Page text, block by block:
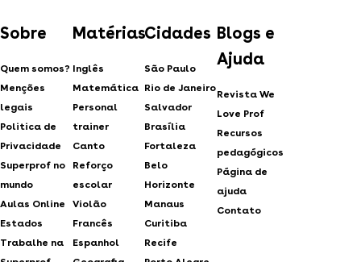
Sobre
Quem somos?
Menções
legais
Politica de
Privacidade
Superprof no
mundo
Aulas Online
Estados
Trabalhe na
Matérias
Inglês
Matemática
Personal
trainer
Canto
Reforço
escolar
Violão
Francês
Espanhol
Cidades
São Paulo
Rio de Janeiro
Salvador
Brasília
Fortaleza
Belo
Horizonte
Manaus
Curitiba
Recife
Blogs e
Ajuda
Revista We
Love Prof
Recursos
pedagógicos
Página de
ajuda
Contato